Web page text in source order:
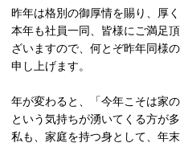
昨年は格別の御厚情を賜り、厚
本年も社員一同、皆様にご満足
ざいますので、何とぞ昨年同様
申し上げます。
年が変わると、「今年こそは家
という気持ちが湧いてくる方が
私も、家庭を持つ身として、年